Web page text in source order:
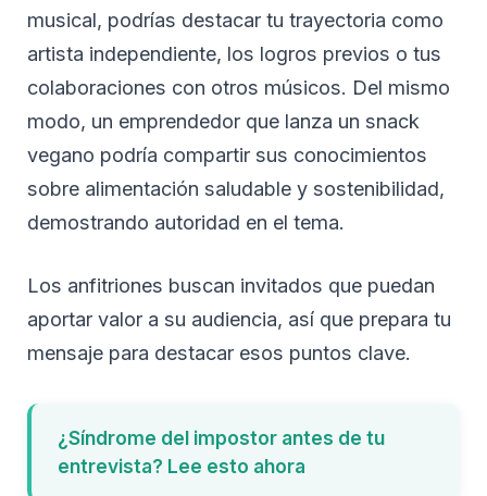
musical, podrías destacar tu trayectoria como
artista independiente, los logros previos o tus
colaboraciones con otros músicos. Del mismo
modo, un emprendedor que lanza un snack
vegano podría compartir sus conocimientos
sobre alimentación saludable y sostenibilidad,
demostrando autoridad en el tema.
Los anfitriones buscan invitados que puedan
aportar valor a su audiencia, así que prepara tu
mensaje para destacar esos puntos clave.
¿Síndrome del impostor antes de tu
entrevista? Lee esto ahora